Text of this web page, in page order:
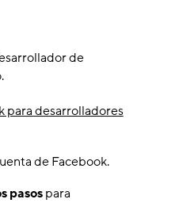
de
para desarrolladores
de Facebook.
pasospara